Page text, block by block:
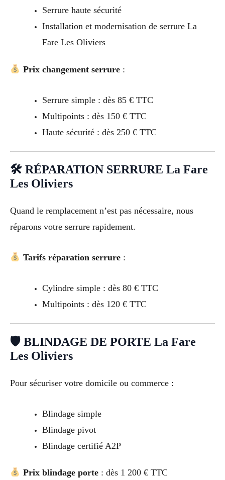
Serrure haute sécurité
Installation et modernisation de serrure La
Fare Les Oliviers
Prix changement serrure:
Serrure simple : dès 85 € TTC
Multipoints : dès 150 € TTC
Haute sécurité : dès 250 € TTC
🛠 RÉPARATION SERRURE La Fare
Les Oliviers
Quand le remplacement n’est pas nécessaire, nous
réparons votre serrure rapidement.
Tarifs réparation serrure:
Cylindre simple : dès 80 € TTC
Multipoints : dès 120 € TTC
🛡 BLINDAGE DE PORTE La Fare
Les Oliviers
Pour sécuriser votre domicile ou commerce :
Blindage simple
Blindage pivot
Blindage certifié A2P
Prix blindage porte: dès 1 200 € TTC